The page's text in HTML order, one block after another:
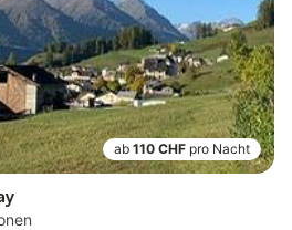
ab 110 CHF pro Nacht